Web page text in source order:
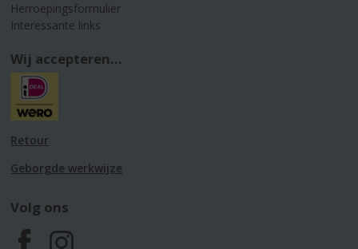
Herroepingsformulier
Interessante links
Wij accepteren...
Retour
Geborgde werkwijze
Volg ons
F I